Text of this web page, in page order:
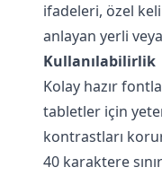
ifadeleri, özel
anlayan yerli
Kullanılabilirlik
Kolay hazır
tabletler için
kontrastları
40 karaktere